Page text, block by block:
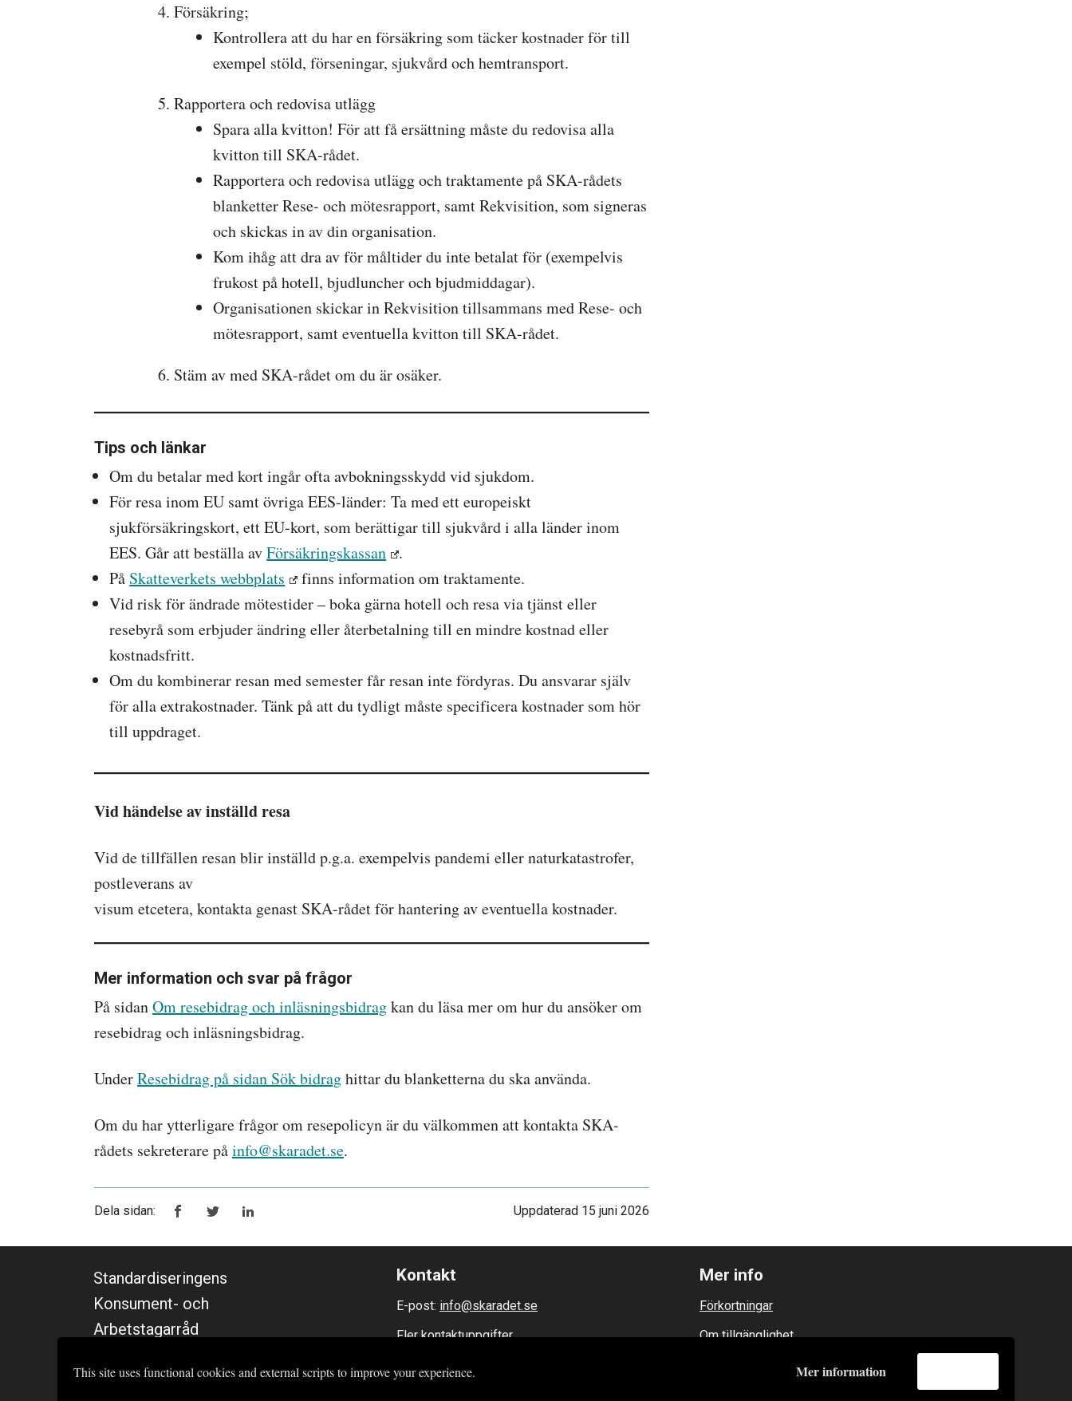
This site uses functional cookies and external scripts to improve your experience. Mer information
Försäkring;
Kontrollera att du har en försäkring som täcker kostnader för till
exempel stöld, förseningar, sjukvård och hemtransport.
Rapportera och redovisa utlägg
Spara alla kvitton! För att få ersättning måste du redovisa alla
kvitton till SKA-rådet.
Rapportera och redovisa utlägg och traktamente på SKA-rådets
blanketter Rese- och mötesrapport, samt Rekvisition, som signeras
och skickas in av din organisation.
Kom ihåg att dra av för måltider du inte betalat för (exempelvis
frukost på hotell, bjudluncher och bjudmiddagar).
Organisationen skickar in Rekvisition tillsammans med Rese- och
mötesrapport, samt eventuella kvitton till SKA-rådet.
Stäm av med SKA-rådet om du är osäker.
Tips och länkar
Om du betalar med kort ingår ofta avbokningsskydd vid sjukdom.
För resa inom EU samt övriga EES-länder: Ta med ett europeiskt
sjukförsäkringskort, ett EU-kort, som berättigar till sjukvård i alla länder inom
EES. Går att beställa avFörsäkringskassan
.
På Skatteverkets webbplats
finns information om traktamente.
Vid risk för ändrade mötestider – boka gärna hotell och resa via tjänst eller
resebyrå som erbjuder ändring eller återbetalning till en mindre kostnad eller
kostnadsfritt.
Om du kombinerar resan med semester får resan inte fördyras. Du ansvarar själv
för alla extrakostnader. Tänk på att du tydligt måste specificera kostnader som hör
till uppdraget.
Vid händelse av inställd resa
Vid de tillfällen resan blir inställd p.g.a. exempelvis pandemi eller naturkatastrofer,
postleverans av
visum etcetera, kontakta genast SKA-rådet för hantering av eventuella kostnader.
Mer information och svar på frågor
På sidanOm resebidrag och inläsningsbidragkan du läsa mer om hur du ansöker om
resebidrag och inläsningsbidrag.
UnderResebidrag på sidan Sök bidraghittar du blanketterna du ska använda.
Om du har ytterligare frågor om resepolicyn är du välkommen att kontakta SKA-
rådets sekreterare påinfo@skaradet.se.
Uppdaterad 15 juni 2026
Dela sidan:
Standardiseringens
Konsument- och
Arbetstagarråd
Kontakt
E-post: info@skaradet.se
Fler kontaktuppgifter
Mer info
Förkortningar
Om tillgänglighet